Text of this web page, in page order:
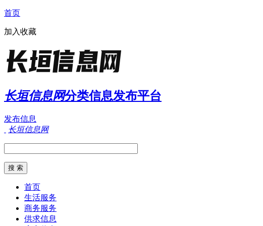
首页
加入收藏
长垣信息网分类信息发布平台
发布信息
长垣信息网
首页
生活服务
商务服务
供求信息